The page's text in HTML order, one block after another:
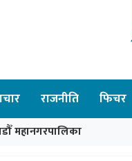
राजनीति फिचर
महानगरपालिका